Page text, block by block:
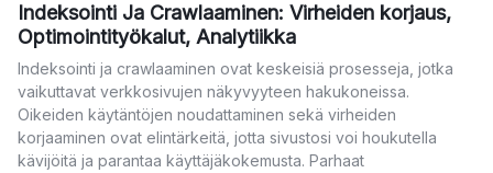
Indeksointi Ja Crawlaaminen: Virheiden korjaus,
Optimointityökalut, Analytiikka
Indeksointi ja crawlaaminen ovat keskeisiä prosesseja, jotka
vaikuttavat verkkosivujen näkyvyyteen hakukoneissa.
Oikeiden käytäntöjen noudattaminen sekä virheiden
korjaaminen ovat elintärkeitä, jotta sivustosi voi houkutella
kävijöitä ja parantaa käyttäjäkokemusta. Parhaat